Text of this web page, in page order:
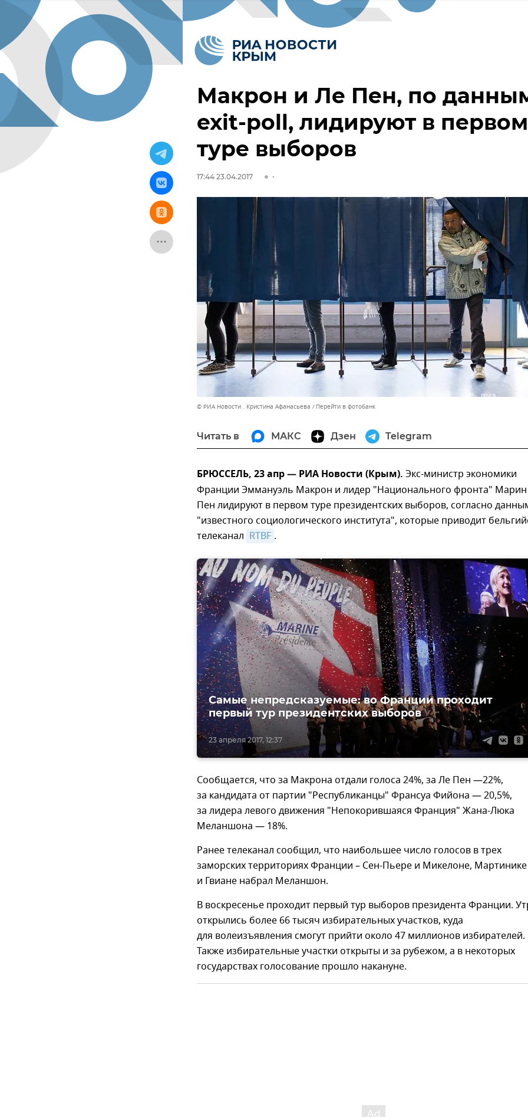
Макрон и Ле Пен, по
exit-poll, лидируют в первом
туре выборов
17:44 23.04.2017
© РИА Новости . Кристина Афанасьева Перейти в фотобанк
Читать в МАКС Дзен Telegram
БРЮССЕЛЬ, 23 апр — РИА Новости (Крым). Экс-министр экономики
Франции Эммануэль Макрон и лидер "Национального фронта"
Пен лидируют в первом туре президентских выборов, согласно
"известного социологического института", которые приводит
телеканал RTBF .
23 апреля 2017, 12:37
Самые непредсказуемые: во Франции проходит
первый тур президентских выборов
Сообщается, что за Макрона отдали голоса 24%, за Ле Пен —22%,
за кандидата от партии "Республиканцы" Франсуа Фийона — 20,5%,
за лидера левого движения "Непокорившаяся Франция" Жана-Люка
Меланшона — 18%.
Ранее телеканал сообщил, что наибольшее число голосов в трех
заморских территориях Франции – Сен-Пьере и Микелоне, Мартинике
и Гвиане набрал Меланшон.
В воскресенье проходит первый тур выборов президента Франции.
открылись более 66 тысяч избирательных участков, куда
для волеизъявления смогут прийти около 47 миллионов избирателей.
Также избирательные участки открыты и за рубежом, а в некоторых
государствах голосование прошло накануне.